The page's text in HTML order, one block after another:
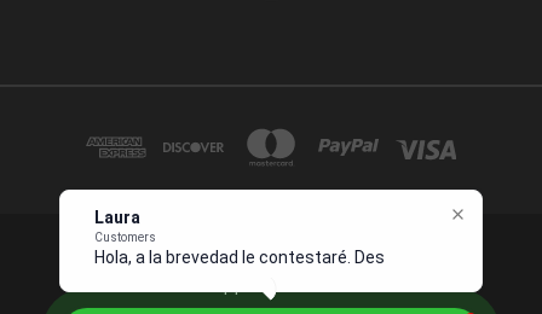
Laura
Customers
Hola, a la brevedad le contestaré. Describa
1234 OCEAN DRIVE SUITE 567 MIAMI, FL 33139 USA